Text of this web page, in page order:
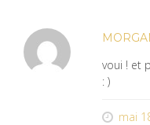
voui ! et
: )
mai